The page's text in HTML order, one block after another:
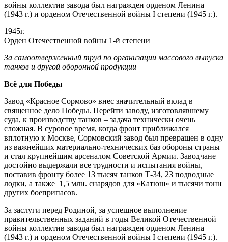
войны коллектив завода был награжден орденом Ленина
(1943 г.) и орденом Отечественной войны I степени (1945 г.).
1945г.
Орден Отечественной войны 1-й степени
За самоотверженный труд по организации массового выпуска
танков и другой оборонной продукции
Всё для Победы
Завод «Красное Сормово» внес значительный вклад в
священное дело Победы. Перейти заводу, изготовлявшему
суда, к производству танков – задача технически очень
сложная. В суровое время, когда фронт приближался
вплотную к Москве, Сормовский завод был превращен в одну
из важнейших материально-технических баз обороны страны
и стал крупнейшим арсеналом Советской Армии. Заводчане
достойно выдержали все трудности и испытания войны,
поставив фронту более 13 тысяч танков Т-34, 23 подводные
лодки, а также 1,5 млн. снарядов для «Катюш» и тысячи тонн
других боеприпасов.
За заслуги перед Родиной, за успешное выполнение
правительственных заданий в годы Великой Отечественной
войны коллектив завода был награжден орденом Ленина
(1943 г.) и орденом Отечественной войны I степени (1945 г.).